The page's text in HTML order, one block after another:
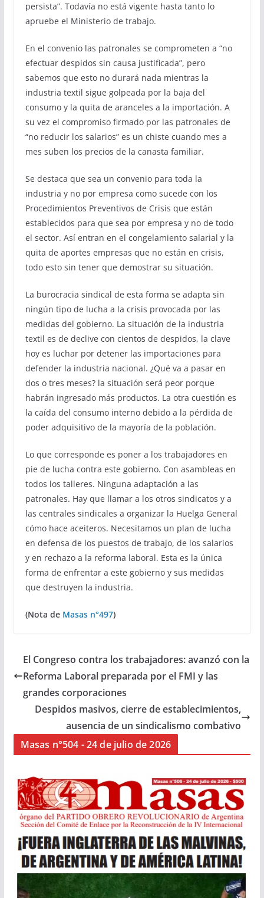
persista”. Todavía no está vigente hasta tanto lo
apruebe el Ministerio de trabajo.
En el convenio las patronales se comprometen a “no
efectuar despidos sin causa justificada”, pero
sabemos que esto no durará nada mientras la
industria textil sigue golpeada por la baja del
consumo y la quita de aranceles a la importación. A
su vez el compromiso firmado por las patronales de
“no reducir los salarios” es un chiste cuando mes a
mes suben los precios de la canasta familiar.
Se destaca que sea un convenio para toda la
industria y no por empresa como sucede con los
Procedimientos Preventivos de Crisis que están
establecidos para que sea por empresa y no de todo
el sector. Así entran en el congelamiento salarial y la
quita de aportes empresas que no están en crisis,
todo esto sin tener que demostrar su situación.
La burocracia sindical de esta forma se adapta sin
ningún tipo de lucha a la crisis provocada por las
medidas del gobierno. La situación de la industria
textil es de declive con cientos de despidos, la clave
hoy es luchar por detener las importaciones para
defender la industria nacional. ¿Qué va a pasar en
dos o tres meses? la situación será peor porque
habrán ingresado más productos. La otra cuestión es
la caída del consumo interno debido a la pérdida de
poder adquisitivo de la mayoría de la población.
Lo que corresponde es poner a los trabajadores en
pie de lucha contra este gobierno. Con asambleas en
todos los talleres. Ninguna adaptación a las
patronales. Hay que llamar a los otros sindicatos y a
las centrales sindicales a organizar la Huelga General
cómo hace aceiteros. Necesitamos un plan de lucha
en defensa de los puestos de trabajo, de los salarios
y en rechazo a la reforma laboral. Esta es la única
forma de enfrentar a este gobierno y sus medidas
que destruyen la industria.
(Nota de Masas n°497)
El Congreso contra los trabajadores: avanzó con la
Reforma Laboral preparada por el FMI y las
grandes corporaciones
Despidos masivos, cierre de establecimientos,
ausencia de un sindicalismo combativo
Masas n°504 - 24 de julio de 2026